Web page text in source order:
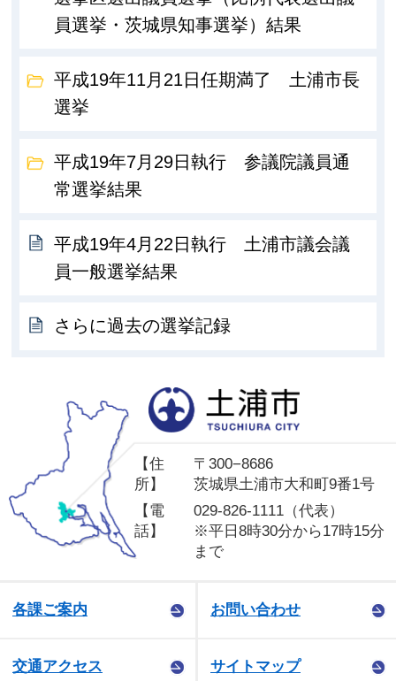
員選挙・茨城県知事選挙）結果
平成19年11月21日任期満了 土浦市長
選挙
平成19年7月29日執行 参議院議員通
常選挙結果
平成19年4月22日執行 土浦市議会議
員一般選挙結果
さらに過去の選挙記録
【住
所】
〒300−8686
茨城県土浦市大和町9番1号
【電
話】
029-826-1111（代表）
※平日8時30分から17時15分
まで
各課ご案内 お問い合わせ
交通アクセス サイトマップ